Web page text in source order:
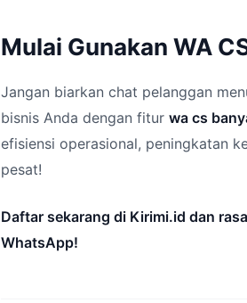
Mulai Gunakan WA
Jangan biarkan chat pelanggan
bisnis Anda dengan fitur wa cs
efisiensi operasional, peningkatan
pesat!
Daftar sekarang di Kirimi.id dan
WhatsApp!